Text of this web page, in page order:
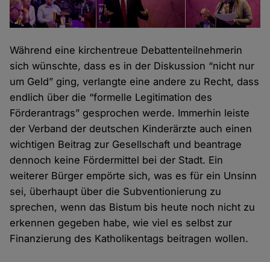
Während eine kirchentreue Debattenteilnehmerin
sich wünschte, dass es in der Diskussion “nicht nur
um Geld” ging, verlangte eine andere zu Recht, dass
endlich über die “formelle Legitimation des
Förderantrags” gesprochen werde. Immerhin leiste
der Verband der deutschen Kinderärzte auch einen
wichtigen Beitrag zur Gesellschaft und beantrage
dennoch keine Fördermittel bei der Stadt. Ein
weiterer Bürger empörte sich, was es für ein Unsinn
sei, überhaupt über die Subventionierung zu
sprechen, wenn das Bistum bis heute noch nicht zu
erkennen gegeben habe, wie viel es selbst zur
Finanzierung des Katholikentags beitragen wollen.